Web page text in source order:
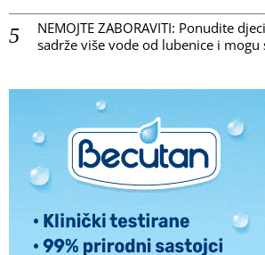
NEMOJTE ZABORAVITI: Ponudite
sadrže više vode od lubenice i